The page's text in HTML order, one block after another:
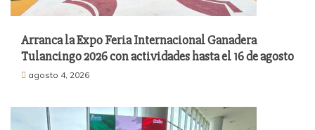
Arranca la Expo Feria Internacional Ganadera
Tulancingo 2026 con actividades hasta el 16 de agosto
agosto 4, 2026